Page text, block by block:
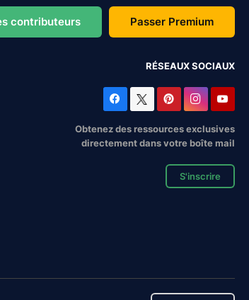
contributeurs Passer Premium
RÉSEAUX SOCIAUX
Obtenez des ressources exclusives
directement dans votre boîte mail
S'inscrire